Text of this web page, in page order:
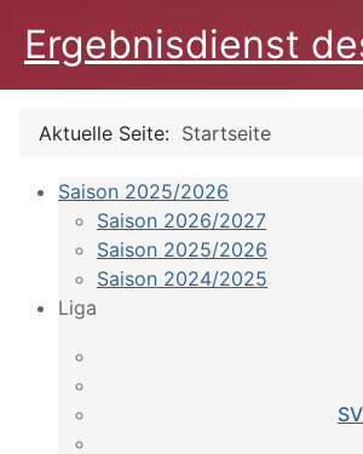
Ergebnisdienst
Aktuelle Seite: Startseite
Saison 2025/2026
Saison 2026/2027
Saison 2025/2026
Saison 2024/2025
Liga